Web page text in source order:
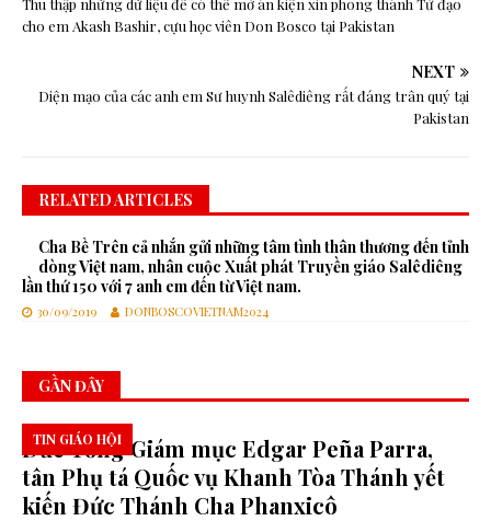
cho em Akash Bashir, cựu học viên Don Bosco tại Pakistan
NEXT
Diện mạo của các anh em Sư huynh Salêdiêng rất đáng trân quý tại
Pakistan
RELATED ARTICLES
Cha Bề Trên cả nhắn gửi những tâm tình thân thương đến tỉnh
dòng Việt nam, nhân cuộc Xuất phát Truyền giáo Salêdiêng
lần thứ 150 với 7 anh em đến từ Việt nam.
30/09/2019 DONBOSCOVIETNAM2024
GẦN ĐÂY
Đức Tổng Giám mục Edgar Peña Parra,
tân Phụ tá Quốc vụ Khanh Tòa Thánh yết
kiến Đức Thánh Cha Phanxicô
TIN GIÁO HỘI